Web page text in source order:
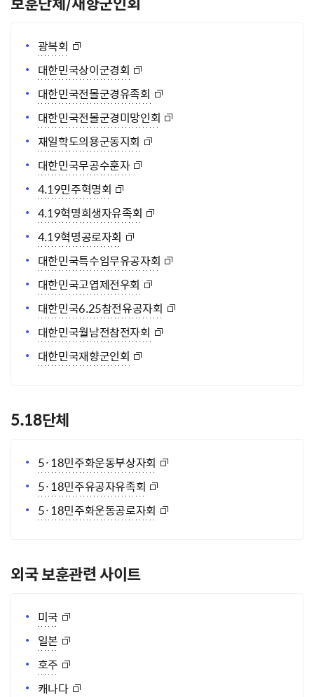
광복회
대한민국상이군경회
대한민국전몰군경유족회
대한민국전몰군경미망인회
재일학도의용군동지회
대한민국무공수훈자
4.19민주혁명회
4.19혁명희생자유족회
4.19혁명공로자회
대한민국특수임무유공자회
대한민국고엽제전우회
대한민국6.25참전유공자회
대한민국월남전참전자회
대한민국재향군인회
5.18단체
5·18민주화운동부상자회
5·18민주유공자유족회
5·18민주화운동공로자회
외국 보훈관련 사이트
미국
일본
호주
캐나다